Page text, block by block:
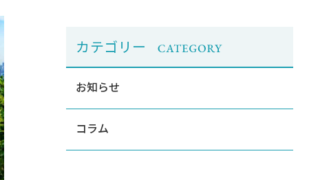
カテゴリー
お知らせ
コラム